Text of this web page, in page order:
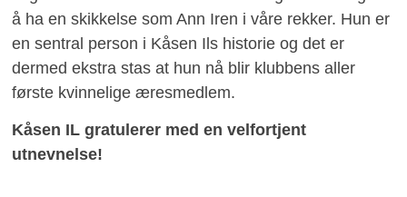
å ha en skikkelse som Ann Iren i våre rekker. Hun er
en sentral person i Kåsen Ils historie og det er
dermed ekstra stas at hun nå blir klubbens aller
første kvinnelige æresmedlem.
Kåsen IL gratulerer med en velfortjent
utnevnelse!